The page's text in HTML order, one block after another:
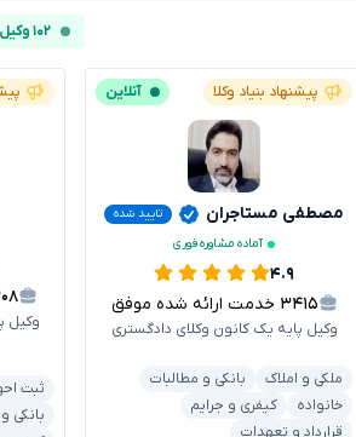
۱۰۲ وکیل آنلاین
پیشنهاد بنیاد وکلا آنلاین
مصطفی مستاجران
تایید شده
آماده مشاوره فوری
۴.۹
۳۴۱۵ خدمت ارائه شده موفق
وکیل پایه یک کانون وکلای دادگستری
ملکی و املاک
بانکی و مطالبات
خانواده
کیفری و جرایم
قرارداد و تعهدات
وکیل
ثبت
بانکی